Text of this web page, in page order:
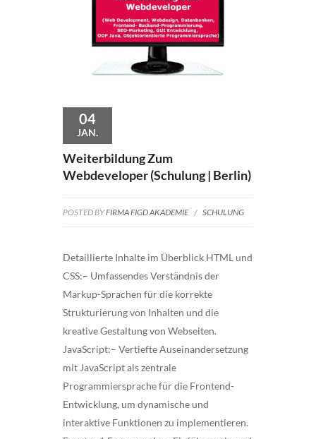
04
JAN.
Weiterbildung Zum
Webdeveloper (Schulung | Berlin)
POSTED BYFIRMA FIGD AKADEMIE/ SCHULUNG
Detaillierte Inhalte im Überblick HTML und
CSS:– Umfassendes Verständnis der
Markup-Sprachen für die korrekte
Strukturierung von Inhalten und die
kreative Gestaltung von Webseiten.
JavaScript:– Vertiefte Auseinandersetzung
mit JavaScript als zentrale
Programmiersprache für die Frontend-
Entwicklung, um dynamische und
interaktive Funktionen zu implementieren.